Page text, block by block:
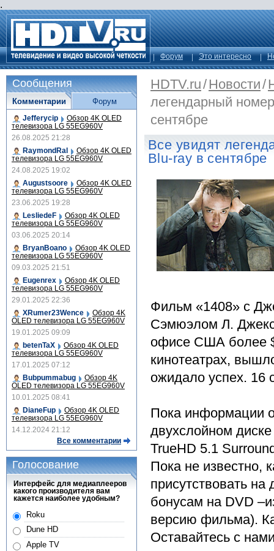
.
Форум Это интересно
HDTV.ru/Новости/
легендарный
сентябре
Все увидят
Blu-ray в сентябре
Фильм «1408» с
Сэмюэлом Л.
офисе США более
кинотеатрах,
ожидало успех. 16
Пока информации
двухслойном
TrueHD 5.1
Пока не известно,
присутствовать
бонусам на DVD
версию фильма).
Оставайтесь с
Сообщения
Комментарии
Jefferycip Обзор 4K OLED
телевизора LG 55EG960V
26.08.2025 21:28
RaymondRal
Обзор 4K OLED
телевизора LG 55EG960V
24.08.2025 19:02
Augustsoore
Обзор 4K OLED
телевизора LG 55EG960V
23.06.2025 19:28
LesliedeF
Обзор 4K OLED
телевизора LG 55EG960V
03.06.2025 20:14
BryanBoano
Обзор 4K OLED
телевизора LG 55EG960V
09.03.2025 21:51
Eugenrex
Обзор 4K OLED
телевизора LG 55EG960V
29.01.2025 22:36
XRumer23Wence
Обзор 4K
OLED телевизора LG 55EG960V
19.01.2025 09:09
betenTaX
Обзор 4K OLED
телевизора LG 55EG960V
17.01.2025 07:12
Bubpummabug
Обзор 4K
OLED телевизора LG 55EG960V
10.01.2025 08:41
DianeFup
Обзор 4K OLED
телевизора LG 55EG960V
14.12.2024 21:12
Все комментарии
Форум
Голосование
Интерфейс для медиаплееров
какого производителя вам
кажется наиболее удобным?
Roku
Dune HD
Apple TV